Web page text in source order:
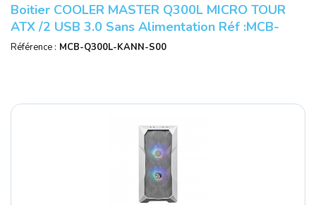
Boitier COOLER MASTER Q300L MICRO TOUR
ATX /2 USB 3.0 Sans Alimentation Réf :MCB-
Q300L-KANN-S00.
Référence : MCB-Q300L-KANN-S00